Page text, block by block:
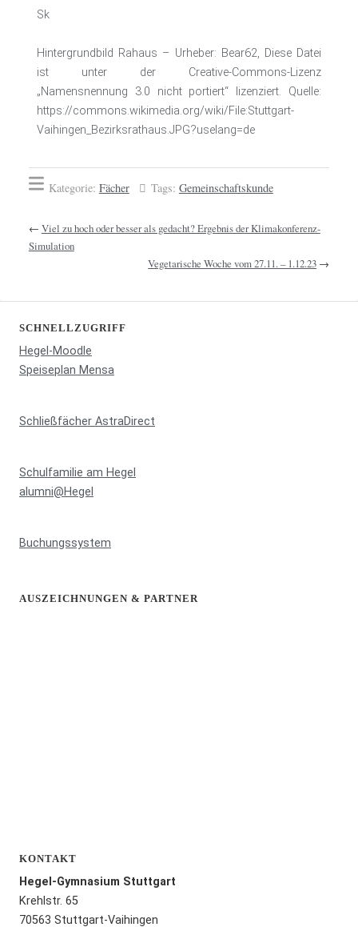
Sk
Hintergrundbild Rahaus – Urheber: Bear62, Diese Datei
ist unter der Creative-Commons-Lizenz
„Namensnennung 3.0 nicht portiert“ lizenziert. Quelle:
https://commons.wikimedia.org/wiki/File:Stuttgart-
Vaihingen_Bezirksrathaus.JPG?uselang=de
Kategorie: Fächer Tags: Gemeinschaftskunde
← Viel zu hoch oder besser als gedacht? Ergebnis der Klimakonferenz-
Simulation
Vegetarische Woche vom 27.11. – 1.12.23 →
SCHNELLZUGRIFF
Hegel-Moodle
Speiseplan Mensa
Schließfächer AstraDirect
Schulfamilie am Hegel
alumni@Hegel
Buchungssystem
AUSZEICHNUNGEN & PARTNER
KONTAKT
Hegel-Gymnasium Stuttgart
Krehlstr. 65
70563 Stuttgart-Vaihingen